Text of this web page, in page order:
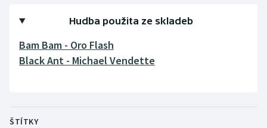
Lezení
Lyže a snowboard
Hudba použita ze skladeb
Bam Bam - Oro Flash
Black Ant - Michael Vendette
ŠTÍTKY